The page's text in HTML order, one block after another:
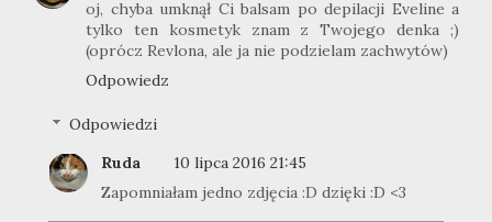
oj, chyba umknął Ci balsam po depilacji Eveline a
tylko ten kosmetyk znam z Twojego denka ;)
(oprócz Revlona, ale ja nie podzielam zachwytów)
Odpowiedz
Odpowiedzi
Ruda
10 lipca 2016 21:45
Zapomniałam jedno zdjęcia :D dzięki :D <3